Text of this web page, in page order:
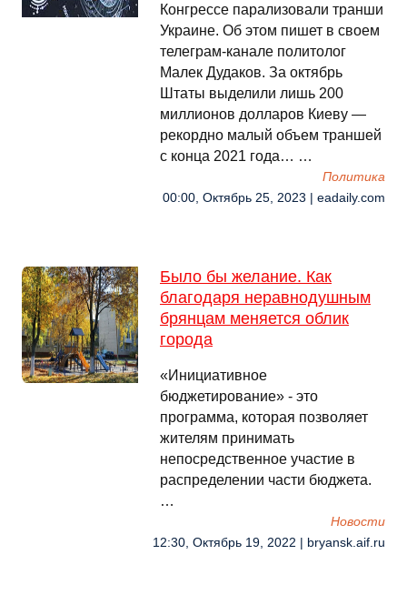
Конгрессе парализовали транши
Украине. Об этом пишет в своем
телеграм-канале политолог
Малек Дудаков. За октябрь
Штаты выделили лишь 200
миллионов долларов Киеву —
рекордно малый объем траншей
с конца 2021 года… …
Политика
00:00, Октябрь 25, 2023 | eadaily.com
Было бы желание. Как
благодаря неравнодушным
брянцам меняется облик
города
«Инициативное
бюджетирование» - это
программа, которая позволяет
жителям принимать
непосредственное участие в
распределении части бюджета.
…
Новости
12:30, Октябрь 19, 2022 | bryansk.aif.ru